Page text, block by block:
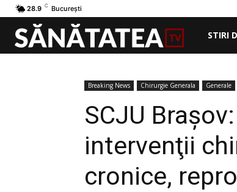
28.9 C București
STIRI
Breaking News Chirurgie Generala Generale
SCJU
intervenţii
cronice,